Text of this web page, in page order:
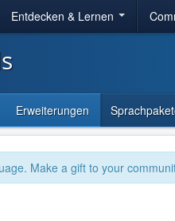
Entdecken & Lernen
Erweiterungen
Make a gift to your